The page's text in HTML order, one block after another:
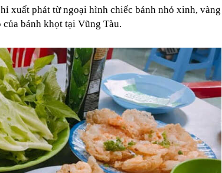
xuất phát từ ngoại hình chiếc bánh nhỏ xinh, vàng
bánh khọt tại Vũng Tàu.